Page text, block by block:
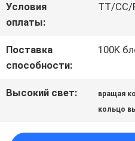
СВЯЖИТЕСЬ
МЫ
СПРОСИТЕ
Условия
оплаты:
TT/CC/
Поставка
способности:
100K
Высокий свет: вращая
кольцо